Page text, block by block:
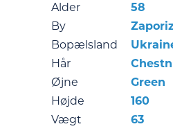
Alder
58
By
Bopælsland
Hår
Øjne
Green
Højde
160
Vægt
63